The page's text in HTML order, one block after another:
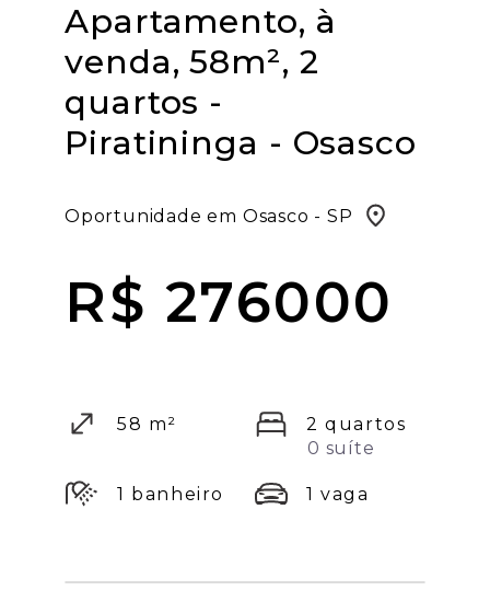
Apartamento, à
venda, 58m², 2
quartos -
Piratininga - Osasco
Oportunidade em Osasco - SP
R$ 276000
58 m²
2 quartos
0 suíte
1 banheiro 1 vaga